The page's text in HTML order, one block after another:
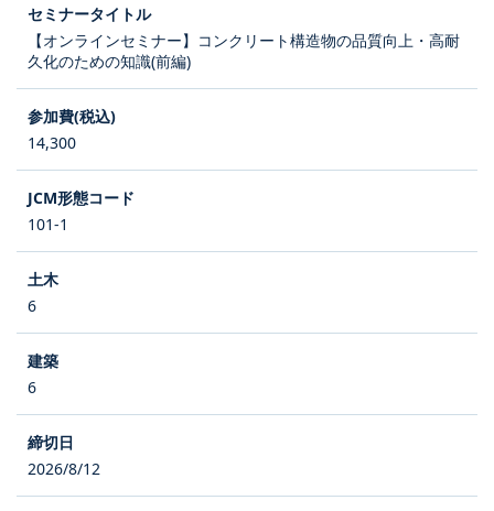
【オンラインセミナー】コンクリート構造物の品質向上・高耐
久化のための知識(前編)
14,300
101-1
6
6
2026/8/12